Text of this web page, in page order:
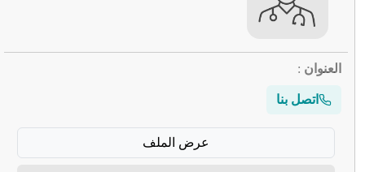
العنوان :
اتصل بنا
عرض الملف